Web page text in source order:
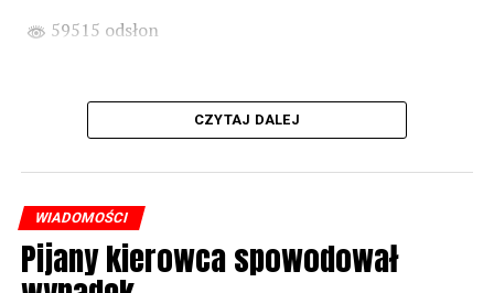
Projektów Interreg VI A – Kultura i zrównoważona
turystyka.
(Niemcy), Biblioteka Publiczna Gminy Wolin, Parafia
Rzymskokatolicka w Wolinie
59515 odsłon
CZYTAJ DALEJ
WIADOMOŚCI
Pijany kierowca spowodował